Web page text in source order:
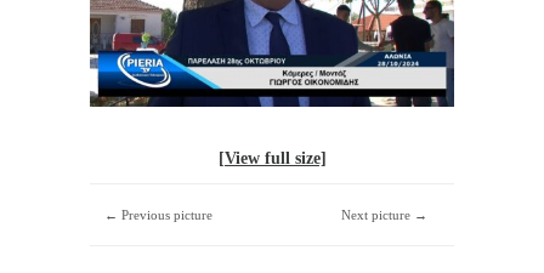
[View full size]
← Previous picture Next picture →